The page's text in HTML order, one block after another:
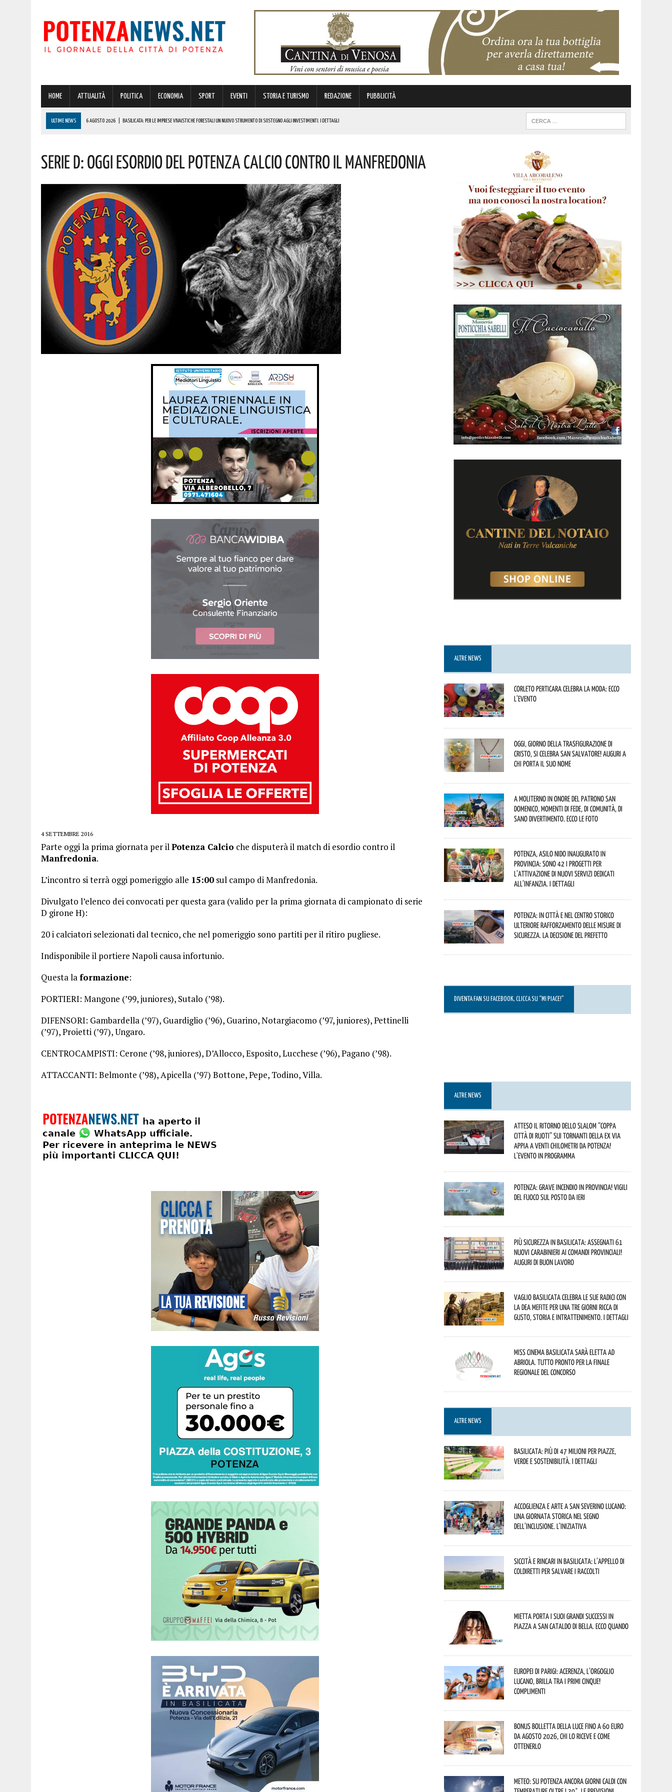
HOME ATTUALITÀ POLITICA ECONOMIA SPORT EVENTI STORIA E TURISMO REDAZIONE PUBBLICITÀ
ULTIME NEWS 6 AGOSTO 2026 BASILICATA: PER LE IMPRESE VIVAISTICHE FORESTALI UN NUOVO STRUMENTO DI SOSTEGNO AGLI INVESTIMENTI. I DETTAGLI
6 AGOSTO 2026 | POTENZA, PER IL GRAVE INCENDIO IN PROVINCIA CARABINIERI FORESTALI DENUNCIANO UN 63ENNE. I DETTAGLI
A BRIENZA ARRIVA LA SAGRA DELLA PATATELLA ACCOMPAGNATA DA TANTA BUONA MUSICA E DIVERTIMENTO. I DETTAGLI DELL’EVENTO
SERIE D: OGGI ESORDIO DEL POTENZA CALCIO CONTRO IL MANFREDONIA
4 SETTEMBRE 2016
Parte oggi la prima giornata per ilPotenza Calcio che disputerà il match di esordio contro il
Manfredonia.
L’incontro si terrà oggi pomeriggio alle 15:00 sul campo di Manfredonia.
Divulgato l’elenco dei convocati per questa gara (valido per la prima giornata di campionato di serie
D girone H):
20 i calciatori selezionati dal tecnico, che nel pomeriggio sono partiti per il ritiro pugliese.
Indisponibile il portiere Napoli causa infortunio.
Questa laformazione:
PORTIERI: Mangone (’99, juniores), Sutalo (’98).
DIFENSORI: Gambardella (’97), Guardiglio (’96), Guarino, Notargiacomo (’97, juniores), Pettinelli
(’97), Proietti (’97), Ungaro.
CENTROCAMPISTI: Cerone (’98, juniores), D’Allocco, Esposito, Lucchese (’96), Pagano (’98).
ATTACCANTI: Belmonte (’98), Apicella (’97) Bottone, Pepe, Todino, Villa.
ALTRE NEWS
Corleto Perticara celebra la moda: ecco
l’evento
Oggi, giorno della Trasfigurazione di
Cristo, si celebra San Salvatore! Auguri a
chi porta il suo nome
A Moliterno in onore del Patrono San
Domenico, momenti di fede, di comunità, di
sano divertimento. Ecco le foto
Potenza, asilo nido inaugurato in
provincia: sono 42 i progetti per
l’attivazione di nuovi servizi dedicati
all’infanzia. I dettagli
Potenza: in città e nel centro storico
ulteriore rafforzamento delle misure di
sicurezza. La decisione del Prefetto
DIVENTA FAN SU FACEBOOK, CLICCA SU “MI PIACE!”
ALTRE NEWS
Atteso il ritorno dello slalom “Coppa
Città di Ruoti” sui tornanti della ex via
Appia a venti chilometri da Potenza!
L’evento in programma
Potenza: grave incendio in Provincia! Vigili
del fuoco sul posto da ieri
Più sicurezza in Basilicata: assegnati 61
nuovi Carabinieri ai Comandi provinciali!
Auguri di buon lavoro
Vaglio Basilicata celebra le sue radici con
la Dea Mefite per una tre giorni ricca di
gusto, storia e intrattenimento. I dettagli
Miss Cinema Basilicata sarà eletta ad
Abriola. Tutto pronto per la finale
regionale del concorso
ALTRE NEWS
Basilicata: più di 47 milioni per piazze,
verde e sostenibilità. I dettagli
Accoglienza e arte a San Severino Lucano:
una giornata storica nel segno
dell’inclusione. L’iniziativa
Siccità e rincari in Basilicata: l’appello di
Coldiretti per salvare i raccolti
Mietta porta i suoi grandi successi in
piazza a San Cataldo di Bella. Ecco quando
Europei di Parigi: Acerenza, l’orgoglio
lucano, brilla tra i primi cinque!
Complimenti
Bonus bolletta della luce fino a 60 euro
da agosto 2026, chi lo riceve e come
ottenerlo
Meteo: su Potenza ancora giorni caldi con